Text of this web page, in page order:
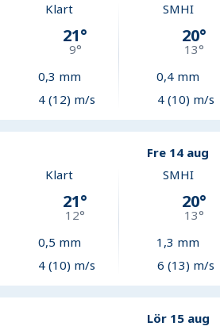
Klart
21°
9°
0,3 mm
4 (12) m/s
SMHI
20°
13°
0,4 mm
4 (10) m/s
Fre 14 aug
Klart
21°
12°
0,5 mm
4 (10) m/s
SMHI
20°
13°
1,3 mm
6 (13) m/s
Lör 15 aug